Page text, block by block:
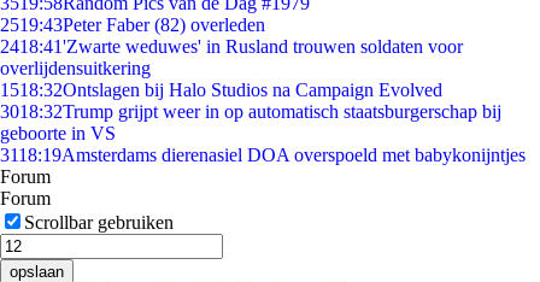
2519:43Peter Faber (82) overleden
2418:41'Zwarte weduwes' in Rusland trouwen soldaten voor
overlijdensuitkering
1518:32Ontslagen bij Halo Studios na Campaign Evolved
3018:32Trump grijpt weer in op automatisch staatsburgerschap bij
geboorte in VS
3118:19Amsterdams dierenasiel DOA overspoeld met babykonijntjes
Forum
Forum
Scrollbar gebruiken
opslaan